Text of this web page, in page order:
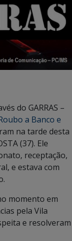
do GARRAS –
a Banco e
na tarde desta
(37). Ele
receptação,
e estava com
momento em
pela Vila
e resolveram